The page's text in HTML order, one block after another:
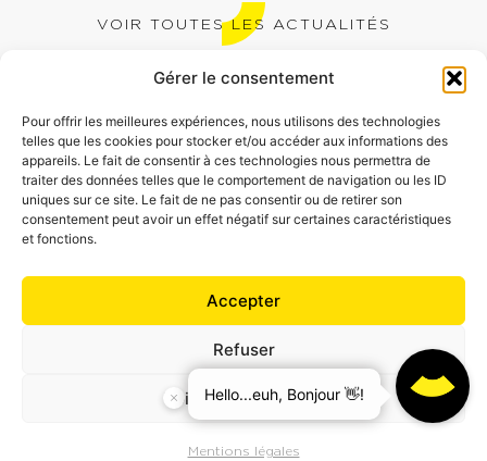
Gérer le consentement
Pour offrir les meilleures expériences, nous utilisons des technologies
telles que les cookies pour stocker et/ou accéder aux informations des
appareils. Le fait de consentir à ces technologies nous permettra de
traiter des données telles que le comportement de navigation ou les ID
uniques sur ce site. Le fait de ne pas consentir ou de retirer son
consentement peut avoir un effet négatif sur certaines caractéristiques
et fonctions.
Accepter
Refuser
Voir les préférences
Mentions légales
VOIR TOUTES LES ACTUALITÉS
Vous avez un projet en tête
Travaillons ensemble